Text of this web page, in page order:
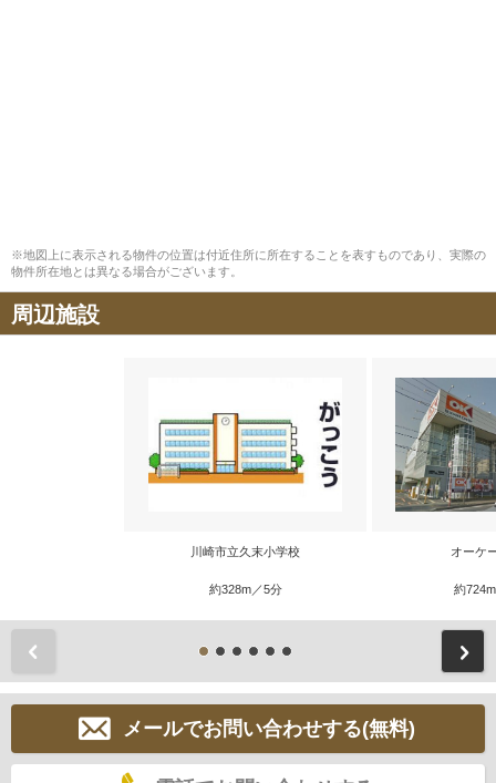
※地図上に表示される物件の位置は付近住所に所在することを表すものであり、実際の
物件所在地とは異なる場合がございます。
周辺施設
川崎市立久末小学校
約328m／5分
オーケ
約
メールでお問い合わせする(無料)